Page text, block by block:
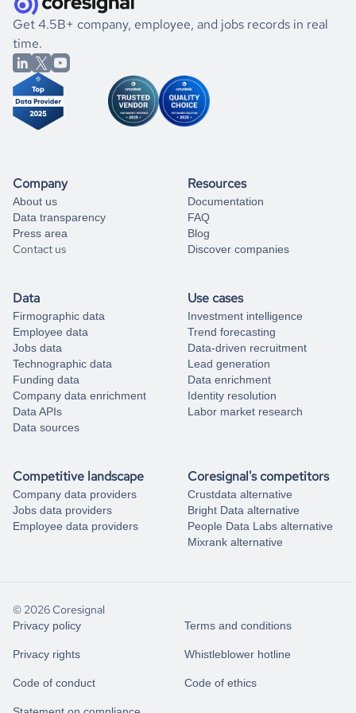
book a free consultation
the historical data, get to know the
Tajikistan
Medical
Practices
market better.
If you are unsure how to achieve your preferred results,
you can always
from our data experts.
Get 4.5B+ company, employee, and jobs records in real
time.
Company
About us
Data transparency
Press area
Contact us
Resources
Documentation
FAQ
Blog
Discover companies
Data
Firmographic data
Employee data
Jobs data
Technographic data
Funding data
Company data enrichment
Data APIs
Data sources
Use cases
Investment intelligence
Trend forecasting
Data-driven recruitment
Lead generation
Data enrichment
Identity resolution
Labor market research
Competitive landscape
Company data providers
Jobs data providers
Employee data providers
Coresignal's competitors
Crustdata alternative
Bright Data alternative
People Data Labs alternative
Mixrank alternative
© 2026 Coresignal
Privacy policy Terms and conditions
Privacy rights Whistleblower hotline
Code of conduct Code of ethics